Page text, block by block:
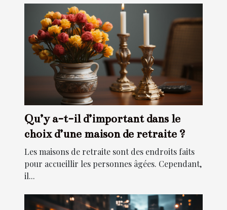
Qu’y a-t-il d’important dans le
choix d’une maison de retraite ?
Les maisons de retraite sont des endroits faits
pour accueillir les personnes âgées. Cependant,
il...